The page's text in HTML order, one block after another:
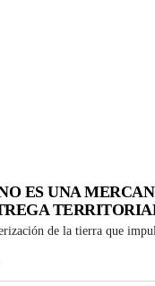
ES UNA
de la tierra que